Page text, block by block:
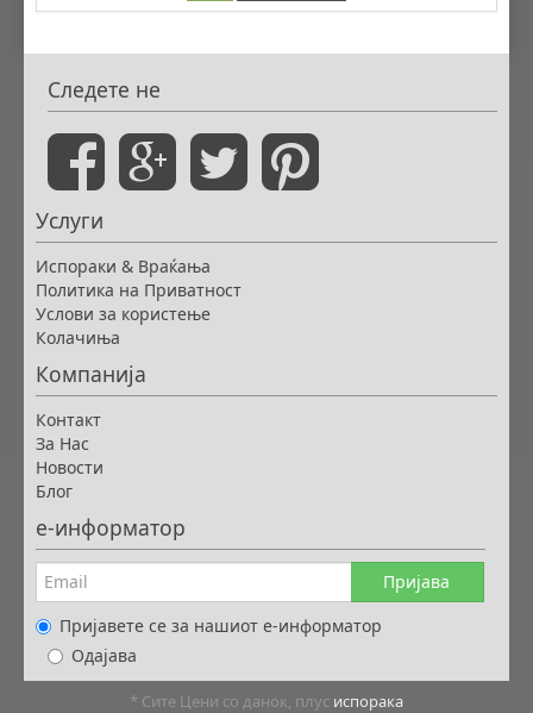
Следете не
Услуги
Испораки & Враќања
Политика на Приватност
Услови за користење
Колачиња
Компанија
Контакт
За Нас
Новости
Блог
е-информатор
Пријава
Пријавете се за нашиот е-информатор
Одајава
* Сите Цени со данок, плус испорака